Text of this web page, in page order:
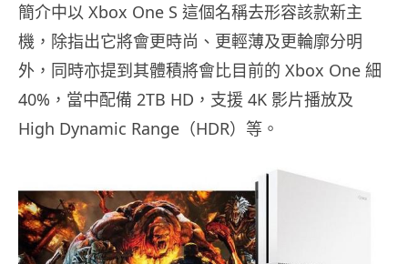
簡介中以 Xbox One S 這個名稱去形容該款新主
機，除指出它將會更時尚、更輕薄及更輪廓分明
外，同時亦提到其體積將會比目前的 Xbox One 細
40%，當中配備 2TB HD，支援 4K 影片播放及
High Dynamic Range（HDR）等。